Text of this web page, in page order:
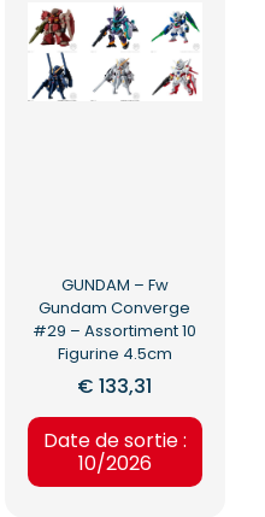
GUNDAM – Fw
Gundam Converge
#29 – Assortiment 10
Figurine 4.5cm
€ 133,31
Date de sortie :
10/2026